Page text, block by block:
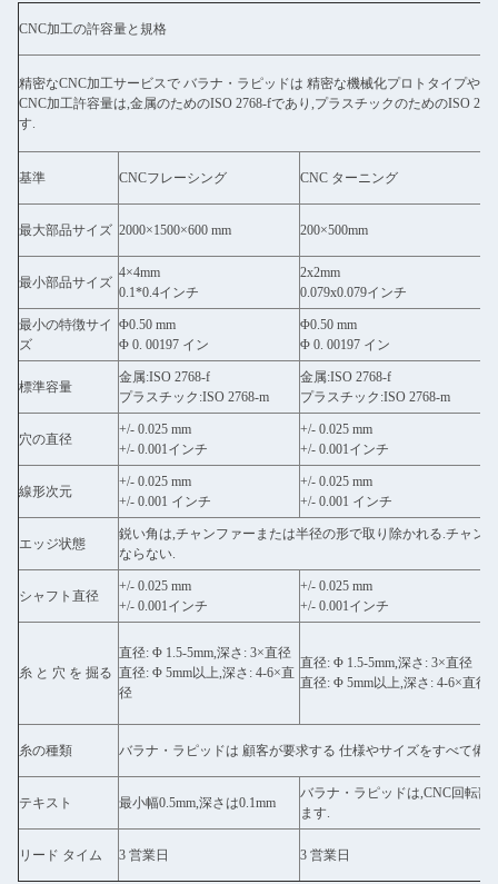
CNC加工の許容量と規格
精密なCNC加工サービスで バラナ・ラピッドは 精密な機械化プロトタイプや
CNC加工許容量は,金属のためのISO 2768-fであり,プラスチックのためのISO
す.
基準 CNCフレーシング CNC ターニング
最大部品サイズ 2000×1500×600 mm 200×500mm
最小部品サイズ
4×4mm
0.1*0.4インチ
2x2mm
0.079x0.079インチ
最小の特徴サイ
ズ
Φ0.50 mm
Φ 0. 00197 イン
Φ0.50 mm
Φ 0. 00197 イン
標準容量
金属:ISO 2768-f
プラスチック:ISO 2768-m
金属:ISO 2768-f
プラスチック:ISO 2768-m
穴の直径
+/- 0.025 mm
+/- 0.001インチ
+/- 0.025 mm
+/- 0.001インチ
線形次元
+/- 0.025 mm
+/- 0.001 インチ
+/- 0.025 mm
+/- 0.001 インチ
エッジ状態
鋭い角は,チャンファーまたは半径の形で取り除かれる.チャン
ならない.
シャフト直径
+/- 0.025 mm
+/- 0.001インチ
+/- 0.025 mm
+/- 0.001インチ
糸 と 穴 を 掘る
直径: Φ 1.5-5mm,深さ: 3×直径
直径: Φ 5mm以上,深さ: 4-6×直
径
直径: Φ 1.5-5mm,深さ: 3×直径
直径: Φ 5mm以上,深さ: 4-6×直径
糸の種類 バラナ・ラピッドは 顧客が要求する 仕様やサイズをすべて備
テキスト 最小幅0.5mm,深さは0.1mm
バラナ・ラピッドは,CNC回転
ます.
リード タイム 3 営業日 3 営業日